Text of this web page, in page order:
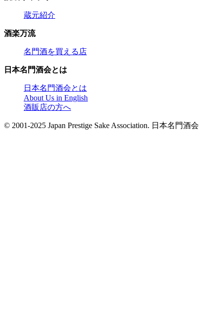
蔵元紹介
酒楽万流
名門酒を買える店
日本名門酒会とは
日本名門酒会とは
About Us in English
酒販店の方へ
© 2001-2025 Japan Prestige Sake Association. 日本名門酒会